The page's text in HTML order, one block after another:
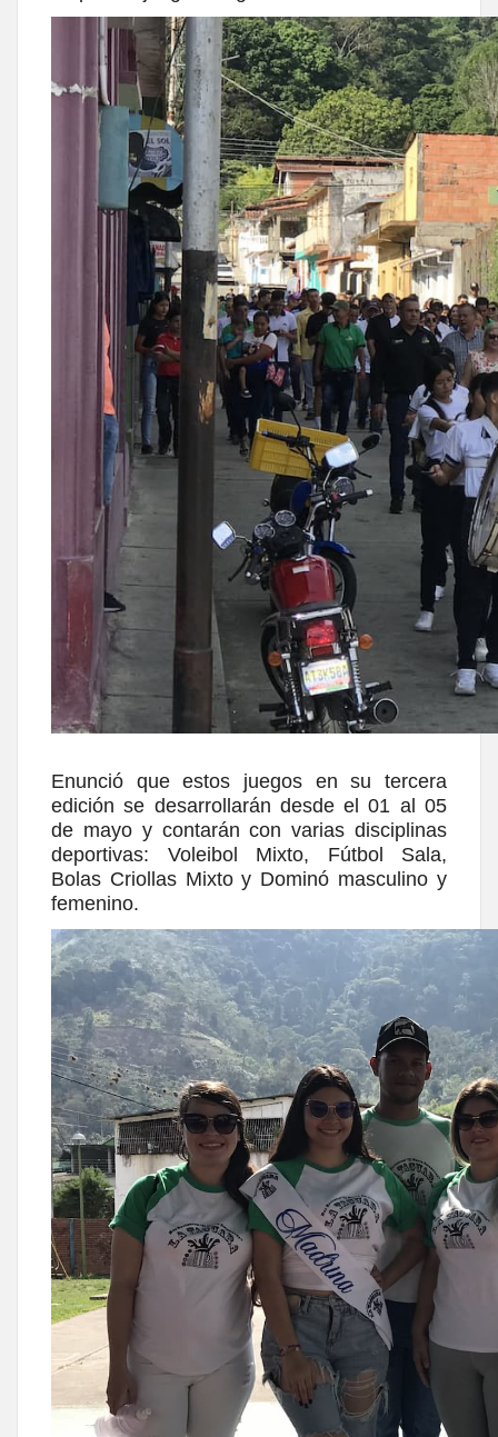
Enunció que estos juegos en su tercera
edición se desarrollarán desde el 01 al 05
de mayo y contarán con varias disciplinas
deportivas: Voleibol Mixto, Fútbol Sala,
Bolas Criollas Mixto y Dominó masculino y
femenino.